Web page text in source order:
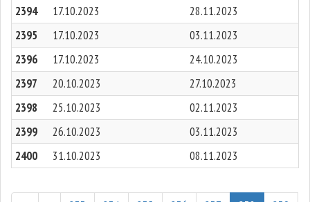
2394
17.10.2023
28.11.2023
2395
17.10.2023
03.11.2023
2396
17.10.2023
24.10.2023
2397
20.10.2023
27.10.2023
2398
25.10.2023
02.11.2023
2399
26.10.2023
03.11.2023
2400
31.10.2023 08.11.2023